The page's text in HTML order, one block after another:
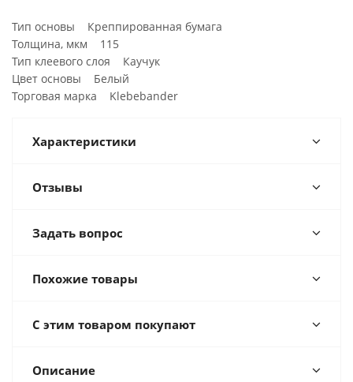
Тип основы Креппированная бумага
Толщина, мкм 115
Тип клеевого слоя Каучук
Цвет основы Белый
Торговая марка Klebebander
Характеристики
Отзывы
Задать вопрос
Похожие товары
С этим товаром покупают
Описание